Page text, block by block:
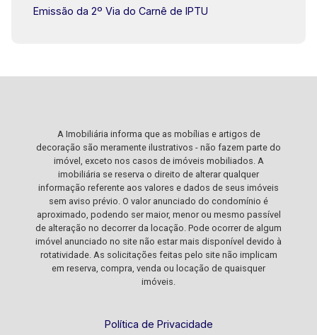
Emissão da 2º Via do Carnê de IPTU
A Imobiliária informa que as mobílias e artigos de
decoração são meramente ilustrativos - não fazem parte do
imóvel, exceto nos casos de imóveis mobiliados. A
imobiliária se reserva o direito de alterar qualquer
informação referente aos valores e dados de seus imóveis
sem aviso prévio. O valor anunciado do condomínio é
aproximado, podendo ser maior, menor ou mesmo passível
de alteração no decorrer da locação. Pode ocorrer de algum
imóvel anunciado no site não estar mais disponível devido à
rotatividade. As solicitações feitas pelo site não implicam
em reserva, compra, venda ou locação de quaisquer
imóveis.
Política de Privacidade